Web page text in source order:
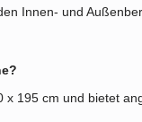
Innen- und
x 195 cm und bietet